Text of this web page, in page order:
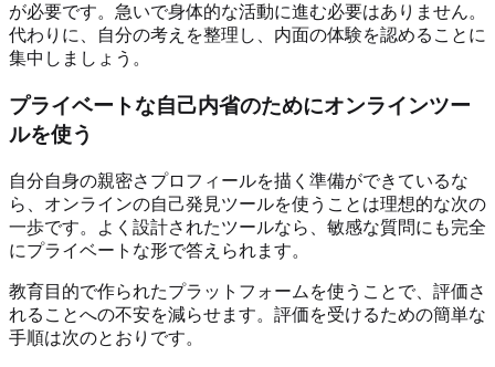
が必要です。急いで身体的な活動に進む必要はありません。
代わりに、自分の考えを整理し、内面の体験を認めることに
集中しましょう。
プライベートな自己内省のためにオンラインツー
ルを使う
自分自身の親密さプロフィールを描く準備ができているな
ら、オンラインの自己発見ツールを使うことは理想的な次の
一歩です。よく設計されたツールなら、敏感な質問にも完全
にプライベートな形で答えられます。
教育目的で作られたプラットフォームを使うことで、評価さ
れることへの不安を減らせます。評価を受けるための簡単な
手順は次のとおりです。